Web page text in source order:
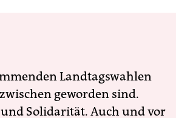
Landtagswahlen
geworden sind.
Solidarität. Auch und vor